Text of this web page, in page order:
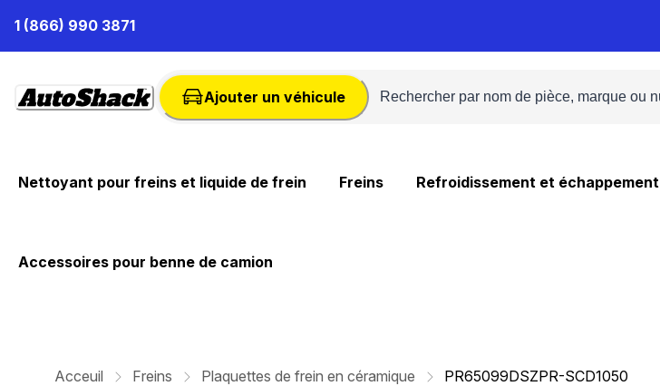
contenu
1 (866) 990 3871
Ajouter un véhicule
Nettoyant pour freins et liquide de frein Freins Refroidissement et échappement
Accessoires pour benne de camion
Acceuil Freins Plaquettes de frein en céramique PR65099DSZPR-SCD1050